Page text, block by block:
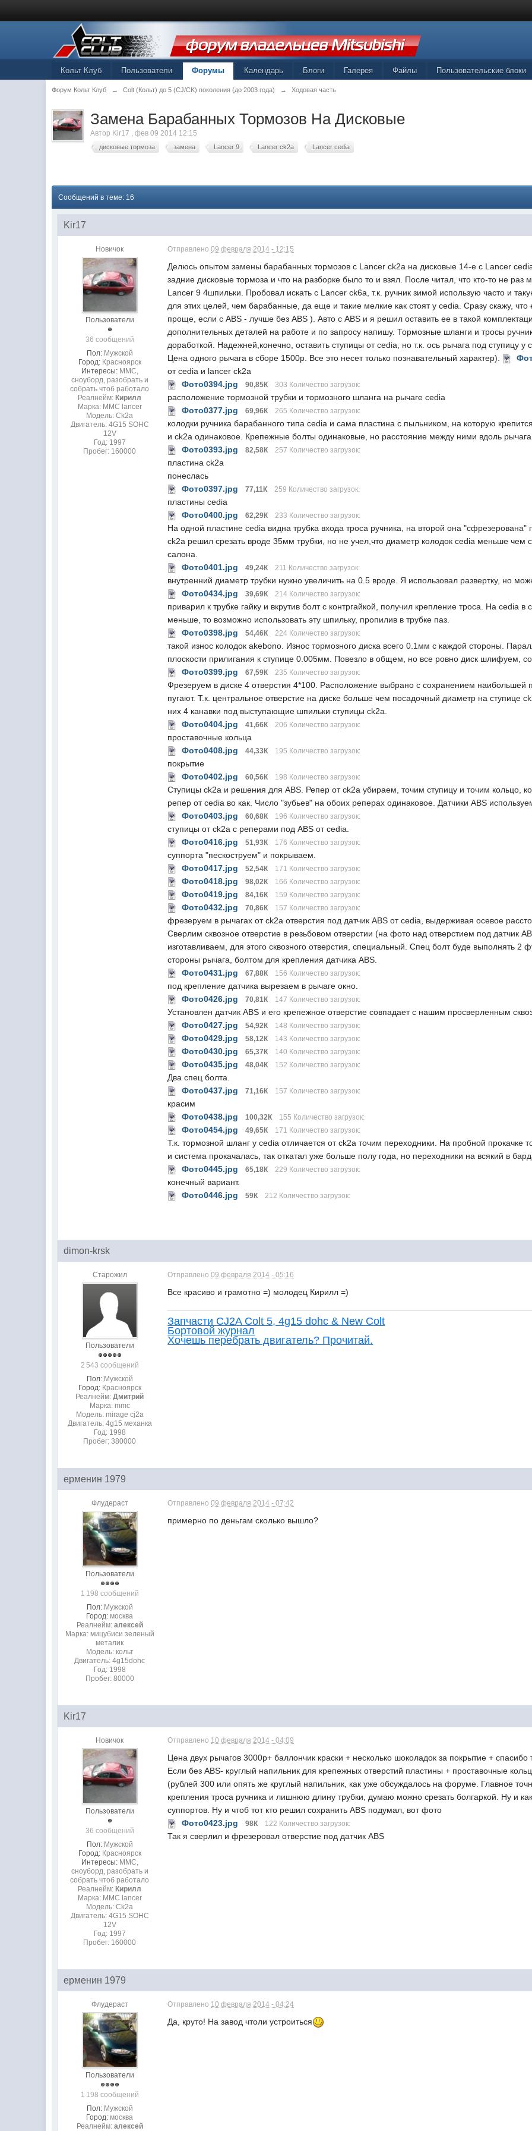
Кольт Клуб Пользователи Форумы Календарь Блоги Галерея Файлы Пользовательские блоки
Форум Кольт Клуб → Colt (Кольт) до 5 (СJ/CK) поколения (до 2003 года) → Ходовая часть
Замена Барабанных Тормозов На Дисковые
Автор Kir17 ,фев 09 2014 12:15
дисковые тормоза замена Lancer 9 Lancer ck2a Lancer cedia
Сообщений в теме: 16
Kir17
Новичок
Пользователи
36 сообщений
Пол: Мужской
Город: Красноярск
Интересы: MMC,
сноуборд, разобрать и
собрать чтоб работало
Реалнейм: Кирилл
Марка: MMC lancer
Модель: Ck2a
Двигатель: 4G15 SOHC
12V
Год: 1997
Пробег: 160000
Отправлено09 февраля 2014 - 12:15
Делюсь опытом замены барабанных тормозов с Lancer ck2a на дисковые 14-е с Lancer
задние дисковые тормоза и что на разборке было то и взял. После читал, что кто-то не раз
Lancer 9 4шпильки. Пробовал искать с Lancer ck6a, т.к. ручник зимой использую часто и
для этих целей, чем барабанные, да еще и такие мелкие как стоят у cedia. Сразу скажу, что
проще, если с ABS - лучше без ABS ). Авто с ABS и я решил оставить ее в такой
дополнительных деталей на работе и по запросу напишу. Тормозные шланги и тросы
доработкой. Надежней,конечно, оставить ступицы от cedia, но т.к. ось рычага под ступицу
Цена одного рычага в сборе 1500р. Все это несет только познавательный характер).
от cedia и lancer ck2a
Фото0394.jpg
90,85К 303 Количество загрузок:
расположение тормозной трубки и тормозного шланга на рычаге cedia
Фото0377.jpg
69,96К 265 Количество загрузок:
колодки ручника барабанного типа cedia и сама пластина с пыльником, на которую
и ck2a одинаковое. Крепежные болты одинаковые, но расстояние между ними вдоль
Фото0393.jpg
82,58К 257 Количество загрузок:
пластина ck2a
понеслась
Фото0397.jpg
77,11К 259 Количество загрузок:
пластины cedia
Фото0400.jpg
62,29К 233 Количество загрузок:
На одной пластине cedia видна трубка входа троса ручника, на второй она
ck2a решил срезать вроде 35мм трубки, но не учел,что диаметр колодок cedia меньше чем
салона.
Фото0401.jpg
49,24К 211 Количество загрузок:
внутренний диаметр трубки нужно увеличить на 0.5 вроде. Я использовал развертку, но
Фото0434.jpg
39,69К 214 Количество загрузок:
приварил к трубке гайку и вкрутив болт с контргайкой, получил крепление троса. На cedia в
меньше, то возможно использовать эту шпильку, пропилив в трубке паз.
Фото0398.jpg
54,46К 224 Количество загрузок:
такой износ колодок akebono. Износ тормозного диска всего 0.1мм с каждой стороны.
плоскости прилигания к ступице 0.005мм. Повезло в общем, но все ровно диск шлифуем,
Фото0399.jpg
67,59К 235 Количество загрузок:
Фрезеруем в диске 4 отверстия 4*100. Расположение выбрано с сохранением наибольшей
пугают. Т.к. центральное отверстие на диске больше чем посадочный диаметр на ступице
них 4 канавки под выступающие шпильки ступицы ck2a.
Фото0404.jpg
41,66К 206 Количество загрузок:
проставочные кольца
Фото0408.jpg
44,33К 195 Количество загрузок:
покрытие
Фото0402.jpg
60,56К 198 Количество загрузок:
Ступицы ck2a и решения для ABS. Репер от ck2a убираем, точим ступицу и точим кольцо,
репер от cedia во как. Число "зубьев" на обоих реперах одинаковое. Датчики ABS
Фото0403.jpg
60,68К 196 Количество загрузок:
ступицы от ck2a с реперами под ABS от cedia.
Фото0416.jpg
51,93К 176 Количество загрузок:
суппорта "пескоструем" и покрываем.
Фото0417.jpg
52,54К 171 Количество загрузок:
Фото0418.jpg 98,02К 166 Количество загрузок:
Фото0419.jpg 84,16К 159 Количество загрузок:
Фото0432.jpg 70,86К 157 Количество загрузок:
фрезеруем в рычагах от ck2a отверстия под датчик ABS от cedia, выдерживая осевое
Сверлим сквозное отверстие в резьбовом отверстии (на фото над отверстием под датчик
изготавливаем, для этого сквозного отверстия, специальный. Спец болт буде выполнять 2
стороны рычага, болтом для крепления датчика ABS.
Фото0431.jpg
67,88К 156 Количество загрузок:
под крепление датчика вырезаем в рычаге окно.
Фото0426.jpg
70,81К 147 Количество загрузок:
Установлен датчик ABS и его крепежное отверстие совпадает с нашим просверленным
Фото0427.jpg
54,92К 148 Количество загрузок:
Фото0429.jpg 58,12К 143 Количество загрузок:
Фото0430.jpg 65,37К 140 Количество загрузок:
Фото0435.jpg 48,04К 152 Количество загрузок:
Два спец болта.
Фото0437.jpg
71,16К 157 Количество загрузок:
красим
Фото0438.jpg
100,32К 155 Количество загрузок:
Фото0454.jpg 49,65К 171 Количество загрузок:
Т.к. тормозной шланг у cedia отличается от ck2a точим переходники. На пробной прокачке
и система прокачалась, так откатал уже больше полу года, но переходники на всякий в
Фото0445.jpg
65,18К 229 Количество загрузок:
конечный вариант.
Фото0446.jpg
59К 212 Количество загрузок:
dimon-krsk
Старожил
Пользователи
2 543 сообщений
Пол: Мужской
Город: Красноярск
Реалнейм:Дмитрий
Марка: mmc
Модель: mirage cj2a
Двигатель: 4g15 механка
Год: 1998
Пробег: 380000
Отправлено09 февраля 2014 - 05:16
Все красиво и грамотно =) молодец Кирилл =)
Запчасти CJ2A Colt 5, 4g15 dohc & New Colt
Бортовой журнал
Хочешь перебрать двигатель? Прочитай.
ерменин 1979
Флудераст
Пользователи
1 198 сообщений
Пол: Мужской
Город: москва
Реалнейм: алексей
Марка: мицубиси зеленый
металик
Модель: кольт
Двигатель: 4g15dohc
Год: 1998
Пробег: 80000
Отправлено09 февраля 2014 - 07:42
примерно по деньгам сколько вышло?
Kir17
Новичок
Пользователи
36 сообщений
Пол: Мужской
Город: Красноярск
Интересы: MMC,
сноуборд, разобрать и
собрать чтоб работало
Реалнейм: Кирилл
Марка: MMC lancer
Модель: Ck2a
Двигатель: 4G15 SOHC
12V
Год: 1997
Пробег: 160000
Отправлено 10 февраля 2014 - 04:09
Цена двух рычагов 3000р+ баллончик краски + несколько шоколадок за покрытие +
Если без ABS- круглый напильник для крепежных отверстий пластины + проставочные
(рублей 300 или опять же круглый напильник, как уже обсуждалось на форуме. Главное
крепления троса ручника и лишнюю длину трубки, думаю можно срезать болгаркой. Ну и
суппортов. Ну и чтоб тот кто решил сохранить ABS подумал, вот фото
Фото0423.jpg
98К 122 Количество загрузок:
Так я сверлил и фрезеровал отверстие под датчик ABS
ерменин 1979
Флудераст
Пользователи
1 198 сообщений
Пол: Мужской
Город: москва
Реалнейм: алексей
Отправлено 10 февраля 2014 - 04:24
Да, круто! На завод чтоли устроиться